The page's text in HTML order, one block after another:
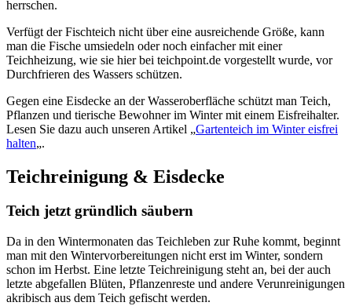
herrschen.
Verfügt der Fischteich nicht über eine ausreichende Größe, kann
man die Fische umsiedeln oder noch einfacher mit einer
Teichheizung, wie sie hier bei teichpoint.de vorgestellt wurde, vor
Durchfrieren des Wassers schützen.
Gegen eine Eisdecke an der Wasseroberfläche schützt man Teich,
Pflanzen und tierische Bewohner im Winter mit einem Eisfreihalter.
Lesen Sie dazu auch unseren Artikel „Gartenteich im Winter eisfrei
halten„.
Teichreinigung & Eisdecke
Teich jetzt gründlich säubern
Da in den Wintermonaten das Teichleben zur Ruhe kommt, beginnt
man mit den Wintervorbereitungen nicht erst im Winter, sondern
schon im Herbst. Eine letzte Teichreinigung steht an, bei der auch
letzte abgefallen Blüten, Pflanzenreste und andere Verunreinigungen
akribisch aus dem Teich gefischt werden.